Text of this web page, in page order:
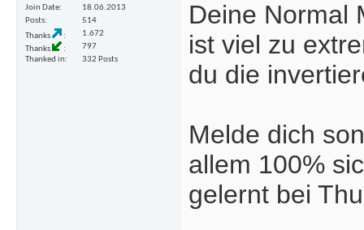
Join Date
18.06.2013
Posts
514
Thanks
1.672
Thanks
797
Thanked in
332 Posts
Deine Normal
ist viel zu
du die
Melde dich
allem 100%
gelernt bei